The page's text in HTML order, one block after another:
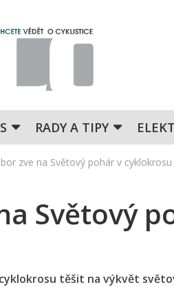
RADY A TIPY
zve na Světový pohár v cyklokrosu
Světový
těšit na výkvět